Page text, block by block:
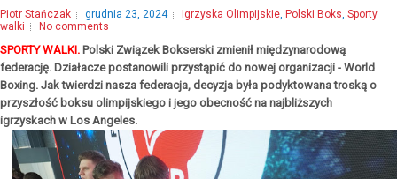
Piotr Stańczak grudnia 23, 2024 Igrzyska Olimpijskie, Polski Boks, Sporty
walki
No comments
SPORTY WALKI. Polski Związek Bokserski zmienił międzynarodową
federację. Działacze postanowili przystąpić do nowej organizacji - World
Boxing. Jak twierdzi nasza federacja, decyzja była podyktowana troską o
przyszłość boksu olimpijskiego i jego obecność na najbliższych
igrzyskach w Los Angeles.